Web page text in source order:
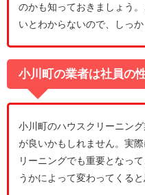
のかも知っておきましょう
いとわからないので、しっ
小川町の業者は社員の
小川町のハウスクリーニン
が良いかもしれません。実
リーニングでも重要となっ
うかによって変わってくると